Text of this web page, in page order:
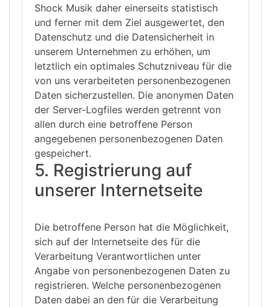
Shock Musik daher einerseits statistisch
und ferner mit dem Ziel ausgewertet, den
Datenschutz und die Datensicherheit in
unserem Unternehmen zu erhöhen, um
letztlich ein optimales Schutzniveau für die
von uns verarbeiteten personenbezogenen
Daten sicherzustellen. Die anonymen Daten
der Server-Logfiles werden getrennt von
allen durch eine betroffene Person
angegebenen personenbezogenen Daten
gespeichert.
5. Registrierung auf
unserer Internetseite
Die betroffene Person hat die Möglichkeit,
sich auf der Internetseite des für die
Verarbeitung Verantwortlichen unter
Angabe von personenbezogenen Daten zu
registrieren. Welche personenbezogenen
Daten dabei an den für die Verarbeitung